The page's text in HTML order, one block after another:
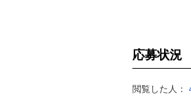
応募状況
閲覧した人：